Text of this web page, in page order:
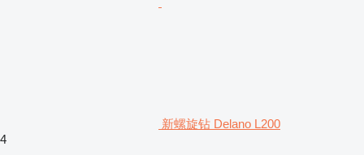
新螺旋钻 Delano L200
4